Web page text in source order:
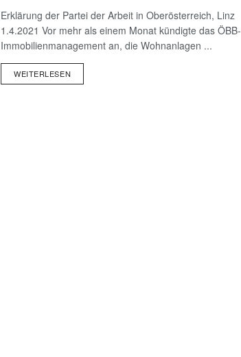
Erklärung der Partei der Arbeit in Oberösterreich, Linz
1.4.2021 Vor mehr als einem Monat kündigte das ÖBB-
Immobilienmanagement an, die Wohnanlagen ...
WEITERLESEN